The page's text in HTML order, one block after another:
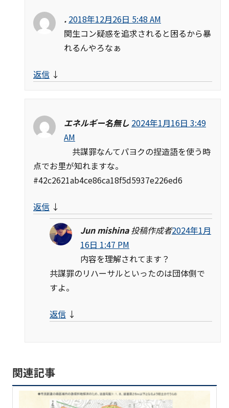
. 2018年12月26日 5:48 AM
関生コン疑惑を追求されると困るから暴
れるんやろなぁ
返信 ↓
エネルギー名無し 2024年1月16日 3:49
AM
共謀罪なんてパヨクの捏造語を使う時
点でお里が知れますな。
#42c2621ab4ce86ca18f5d5937e226ed6
返信 ↓
Jun mishina 投稿作成者2024年1月
16日 1:47 PM
内容を理解されてます？
共謀罪のリハーサルといったのは団体側で
すよ。
返信 ↓
関連記事